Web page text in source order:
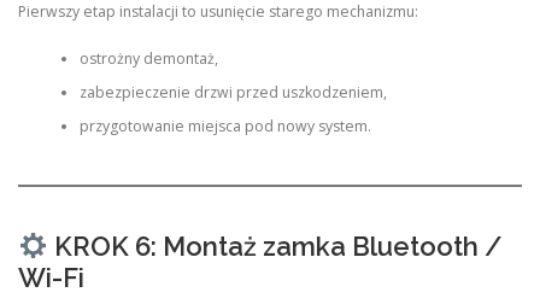
Pierwszy etap instalacji to usunięcie starego mechanizmu:
ostrożny demontaż,
zabezpieczenie drzwi przed uszkodzeniem,
przygotowanie miejsca pod nowy system.
KROK 6: Montaż zamka Bluetooth /
Wi-Fi